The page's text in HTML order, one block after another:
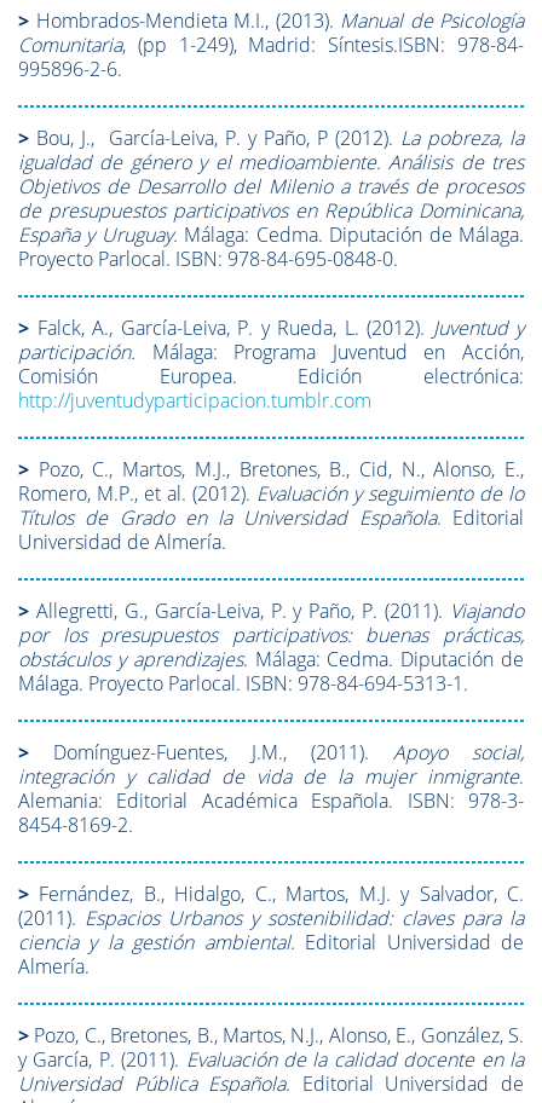
> Hombrados-Mendieta M.I., (2013). Manual de Psicología
Comunitaria, (pp 1-249), Madrid: Síntesis.ISBN: 978-84-
995896-2-6.
> Bou, J., García-Leiva, P. y Paño, P (2012). La pobreza, la
igualdad de género y el medioambiente. Análisis de tres
Objetivos de Desarrollo del Milenio a través de procesos
de presupuestos participativos en República Dominicana,
España y Uruguay. Málaga: Cedma. Diputación de Málaga.
Proyecto Parlocal. ISBN: 978-84-695-0848-0.
> Falck, A., García-Leiva, P. y Rueda, L. (2012). Juventud y
participación. Málaga: Programa Juventud en Acción,
Comisión Europea. Edición electrónica:
http://juventudyparticipacion.tumblr.com
> Pozo, C., Martos, M.J., Bretones, B., Cid, N., Alonso, E.,
Romero, M.P., et al. (2012). Evaluación y seguimiento de lo
Títulos de Grado en la Universidad Española. Editorial
Universidad de Almería.
> Allegretti, G., García-Leiva, P. y Paño, P. (2011). Viajando
por los presupuestos participativos: buenas prácticas,
obstáculos y aprendizajes. Málaga: Cedma. Diputación de
Málaga. Proyecto Parlocal. ISBN: 978-84-694-5313-1.
> Domínguez-Fuentes, J.M., (2011). Apoyo social,
integración y calidad de vida de la mujer inmigrante.
Alemania: Editorial Académica Española. ISBN: 978-3-
8454-8169-2.
> Fernández, B., Hidalgo, C., Martos, M.J. y Salvador, C.
(2011). Espacios Urbanos y sostenibilidad: claves para la
ciencia y la gestión ambiental. Editorial Universidad de
Almería.
> Pozo, C., Bretones, B., Martos, N.J., Alonso, E., González, S.
y García, P. (2011). Evaluación de la calidad docente en la
Universidad Pública Española. Editorial Universidad de